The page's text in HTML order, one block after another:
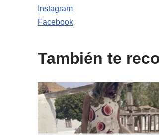
Instagram
Facebook
También te